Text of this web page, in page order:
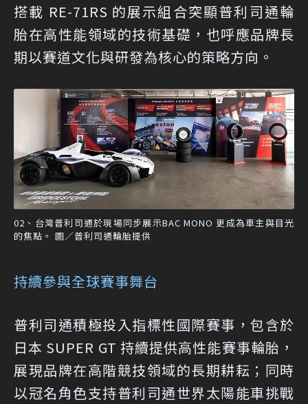
搭載 RE-71RS 的展示組合突顯普利司通輪
胎在高性能領域的技術基礎，也呼應品牌長
期以賽道文化與研發為核心的策略方向。
02、台灣普利司通於現場同步展示BAC MONO 更成為車主與目光
的焦點。 圖／普利司通輪胎提供
持續參與全球賽事舞台
普利司通積極投入指標性國際賽事，包含於
日本 SUPER GT 持續提供高性能賽事輪胎，
展現品牌在高階競技領域的長期耕耘；同時
以冠名角色支持普利司通世界太陽能車挑戰